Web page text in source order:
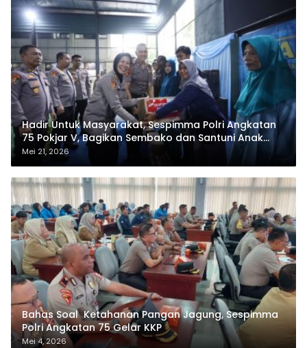
Hadir Untuk Masyarakat, Sespimma Polri Angkatan
75 Pokjar V, Bagikan Sembako dan Santuni Anak
Yatim
Mei 21, 2026
Bahas Soal Ketahanan Pangan Jagung, Sespimma
Polri Angkatan 75 Gelar KKP
Mei 4, 2026